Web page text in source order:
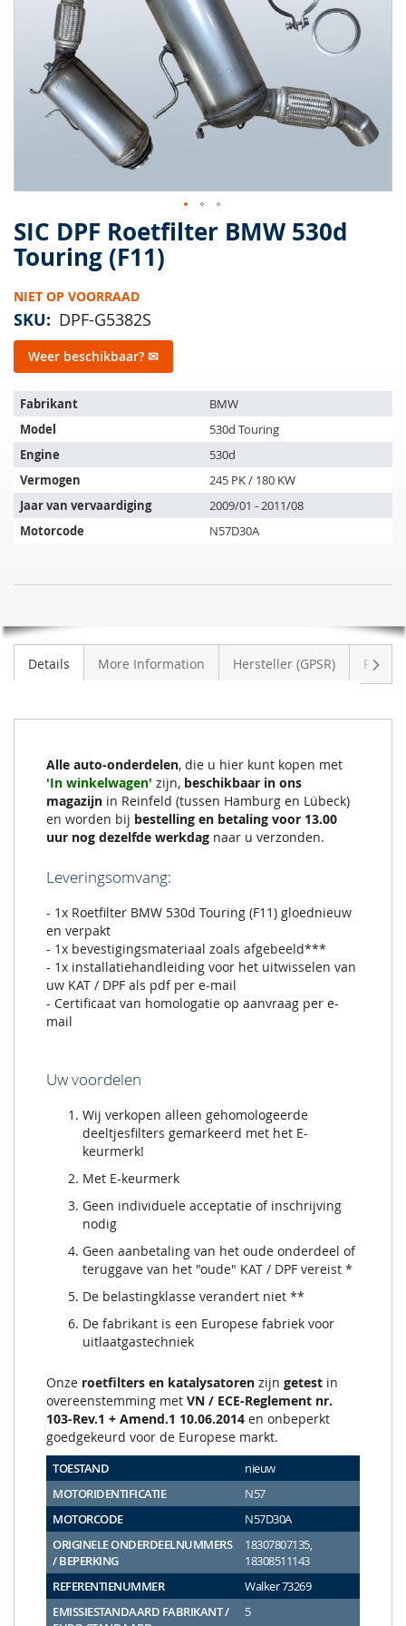
SIC DPF Roetfilter BMW 530d
Touring (F11)
NIET OP VOORRAAD
SKU DPF-G5382S
Weer beschikbaar? ✉
Het
artikel
past
op
de
volgende
voertuigen:
Fabrikant
BMW
Model
530d Touring
Engine
530d
Vermogen
245 PK / 180 KW
Jaar van vervaardiging
2009/01 - 2011/08
Motorcode
N57D30A
Roetfilter
BMW
530d
VOORRAAD
afbeeldingen-
gallerij
Ga
naar
het
van
de
gallerij
Details More Information Hersteller (GPSR)
Alle auto-onderdelen, die u hier kunt kopen met
'In winkelwagen' zijn, beschikbaar in ons
magazijn in Reinfeld (tussen Hamburg en Lübeck)
en worden bij bestelling en betaling voor 13.00
uur nog dezelfde werkdag naar u verzonden.
Leveringsomvang:
- 1x Roetfilter BMW 530d Touring (F11) gloednieuw
en verpakt
- 1x bevestigingsmateriaal zoals afgebeeld***
- 1x installatiehandleiding voor het uitwisselen van
uw KAT / DPF als pdf per e-mail
- Certificaat van homologatie op aanvraag per e-
mail
Uw voordelen
Wij verkopen alleen gehomologeerde
deeltjesfilters gemarkeerd met het E-
keurmerk!
Met E-keurmerk
Geen individuele acceptatie of inschrijving
nodig
Geen aanbetaling van het oude onderdeel of
teruggave van het "oude" KAT / DPF vereist *
De belastingklasse verandert niet **
De fabrikant is een Europese fabriek voor
uitlaatgastechniek
Onze roetfilters en katalysatoren zijn getest in
overeenstemming met VN / ECE-Reglement nr.
103-Rev.1 + Amend.1 10.06.2014 en onbeperkt
goedgekeurd voor de Europese markt.
TOESTAND
nieuw
MOTORIDENTIFICATIE
N57
MOTORCODE
N57D30A
ORIGINELE ONDERDEELNUMMERS
/ BEPERKING
18307807135,
18308511143
REFERENTIENUMMER
Walker 73269
EMISSIESTANDAARD FABRIKANT /
5